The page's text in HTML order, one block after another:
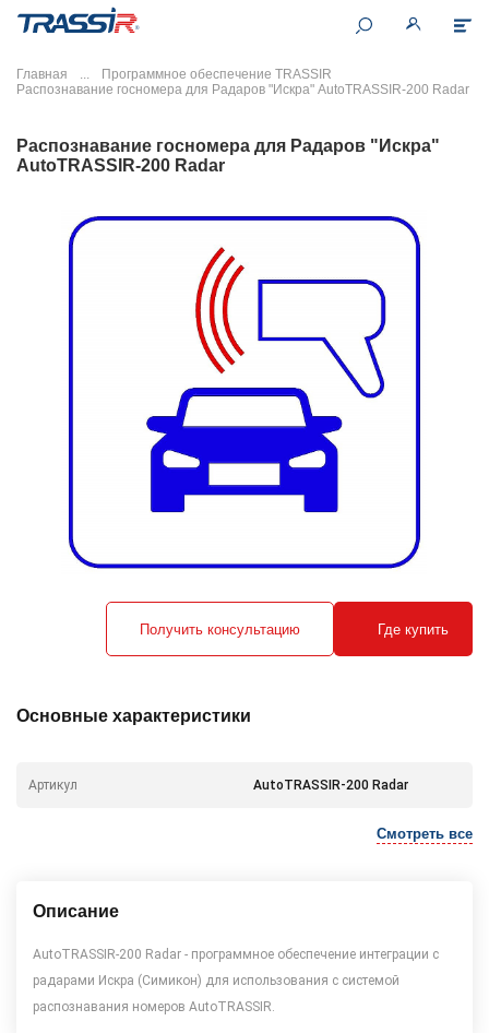
Главная
Программное обеспечение TRASSIR
Распознавание госномера для Радаров "Искра" AutoTRASSIR-200 Radar
Распознавание госномера для Радаров "Искра"
AutoTRASSIR-200 Radar
Основные характеристики
Артикул AutoTRASSIR-200 Radar
Смотреть все
Где купить
Получить консультацию
Описание
AutoTRASSIR-200 Radar - программное обеспечение интеграции с
радарами Искра (Симикон) для использования с системой
распознавания номеров AutoTRASSIR.